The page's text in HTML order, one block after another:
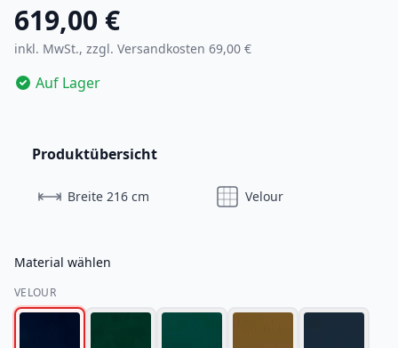
619,00 €
inkl. MwSt., zzgl. Versandkosten 69,00 €
Auf Lager
Produktübersicht
Breite 216 cm Velour
Material wählen
VELOUR